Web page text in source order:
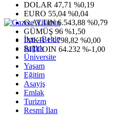
DOLAR 47,71 %0,19
EURO 55,04 %0,04
G.ALTIN6.543,88 %0,79
GÜMÜŞ 96 %1,50
IMKB13.798,82 %0,00
BITCOIN 64.232 %-1,00
İlçe - Belde
Sağlık
Üniversite
Yaşam
Eğitim
Asayiş
Emlak
Turizm
Resmî İlan